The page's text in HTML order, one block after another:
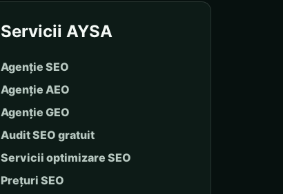
Servicii AYSA
Agenție SEO
Agenție AEO
Agenție GEO
Audit SEO gratuit
Servicii optimizare SEO
Prețuri SEO